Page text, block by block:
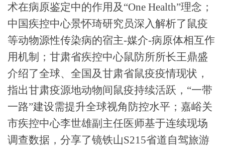
术在病原鉴定中的作用及 “One Health”理念；
中国疾控中心景怀琦研究员深入解析了鼠疫
等动物源性传染病的宿主-媒介-病原体相互作
用机制；甘肃省疾控中心鼠防所所长王鼎盛
介绍了全球、全国及甘肃省鼠疫疫情现状，
指出甘肃疫源地动物间鼠疫持续活跃，“一带
一路”建设需提升全球视角防控水平；嘉峪关
市疾控中心李世雄副主任医师基于连续现场
调查数据，分享了镜铁山S215省道自驾旅游